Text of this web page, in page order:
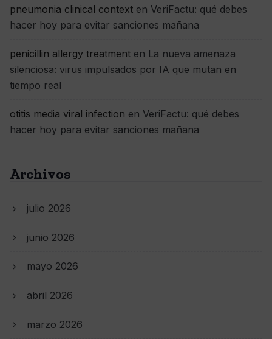
pneumonia clinical context en VeriFactu: qué debes
hacer hoy para evitar sanciones mañana
penicillin allergy treatment en La nueva amenaza
silenciosa: virus impulsados por IA que mutan en
tiempo real
otitis media viral infection en VeriFactu: qué debes
hacer hoy para evitar sanciones mañana
Archivos
julio 2026
junio 2026
mayo 2026
abril 2026
marzo 2026